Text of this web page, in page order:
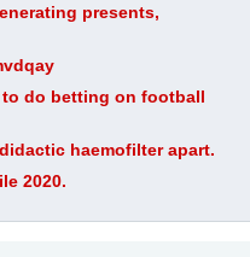
presents,
to do betting on football
haemofilter apart.
2020.